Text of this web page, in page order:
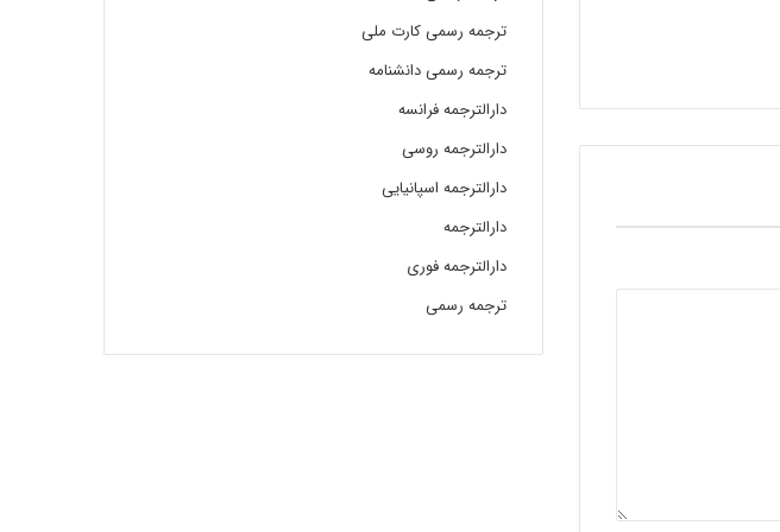
ترجمه رسمی کارت ملی
ترجمه رسمی دانشنامه
دارالترجمه فرانسه
دارالترجمه روسی
دارالترجمه اسپانیایی
دارالترجمه
دارالترجمه فوری
ترجمه رسمی